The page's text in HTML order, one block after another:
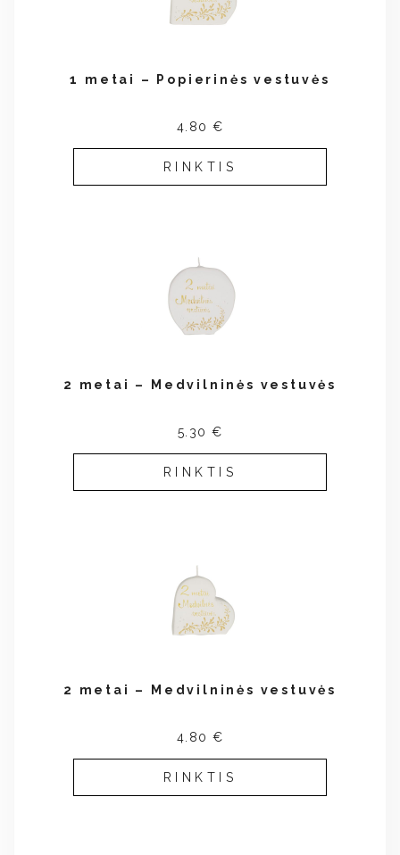
1 metai – Popierinės vestuvės
4.80 €
RINKTIS
2 metai – Medvilninės vestuvės
5.30 €
RINKTIS
2 metai – Medvilninės vestuvės
4.80 €
RINKTIS